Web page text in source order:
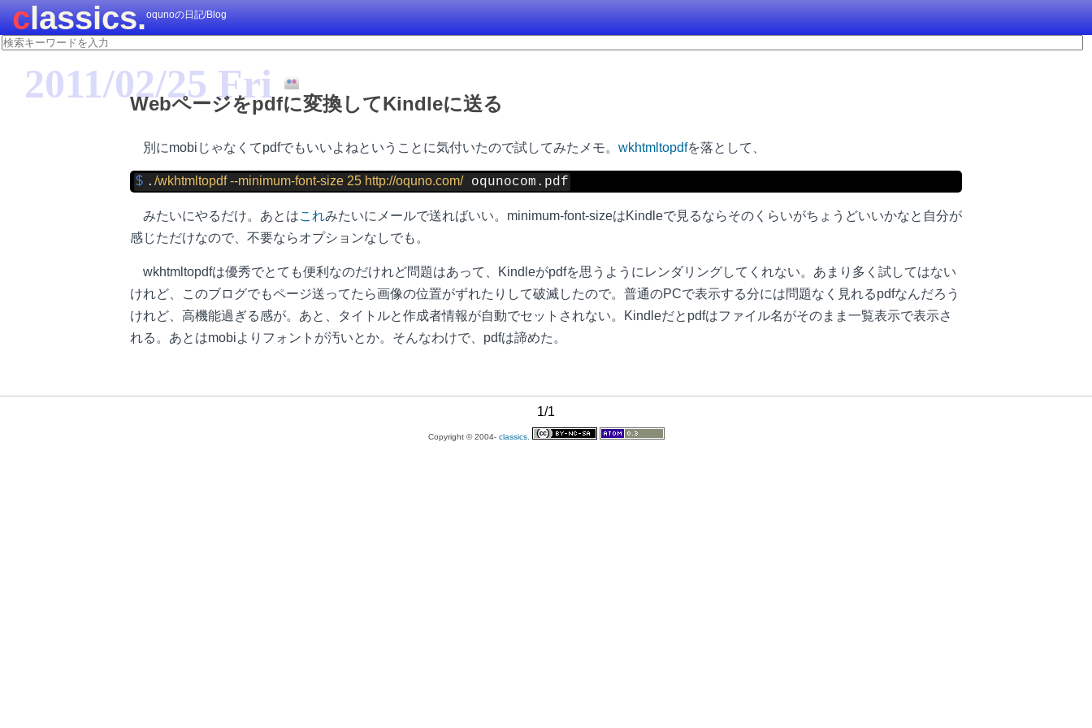
classics.oqunoの日記/Blog
2011/02/25 Fri
Webページをpdfに変換してKindleに送る
別にmobiじゃなくてpdfでもいいよねということに気付いたので試してみたメモ。 wkhtmltopdfを落として、
$ . /wkhtmltopdf --minimum-font-size 25 http://oquno.com/ oqunocom.pdf
みたいにやるだけ。あとはこれみたいにメールで送ればいい。minimum-font-sizeはKindleで見るならそのくらいがちょうどいいかなと自分が
感じただけなので、不要ならオプションなしでも。
wkhtmltopdfは優秀でとても便利なのだけれど問題はあって、Kindleがpdfを思うようにレンダリングしてくれない。あまり多く試してはない
けれど、このブログでもページ送ってたら画像の位置がずれたりして破滅したので。普通のPCで表示する分には問題なく見れるpdfなんだろう
けれど、高機能過ぎる感が。あと、タイトルと作成者情報が自動でセットされない。Kindleだとpdfはファイル名がそのまま一覧表示で表示さ
れる。あとはmobiよりフォントが汚いとか。そんなわけで、pdfは諦めた。
1/1
Copyright © 2004- classics.